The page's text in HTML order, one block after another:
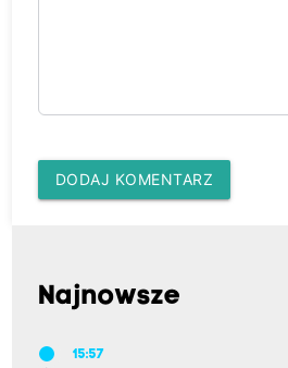
DODAJ KOMENTARZ
Najnowsze
15:57